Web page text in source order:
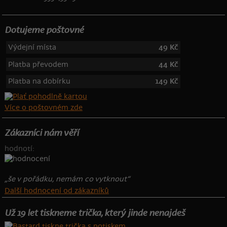
Dotujeme poštovné
Výdejní místa
49 Kč
Platba převodem
44 Kč
Platba na dobírku
149 Kč
Více o poštovném zde
Zákazníci nám věří
hodnotí:
„še v pořádku, nemám co vytknout“
Další hodnocení od zákazníků
Už 19 let tiskneme trička, který jinde nenajdeš